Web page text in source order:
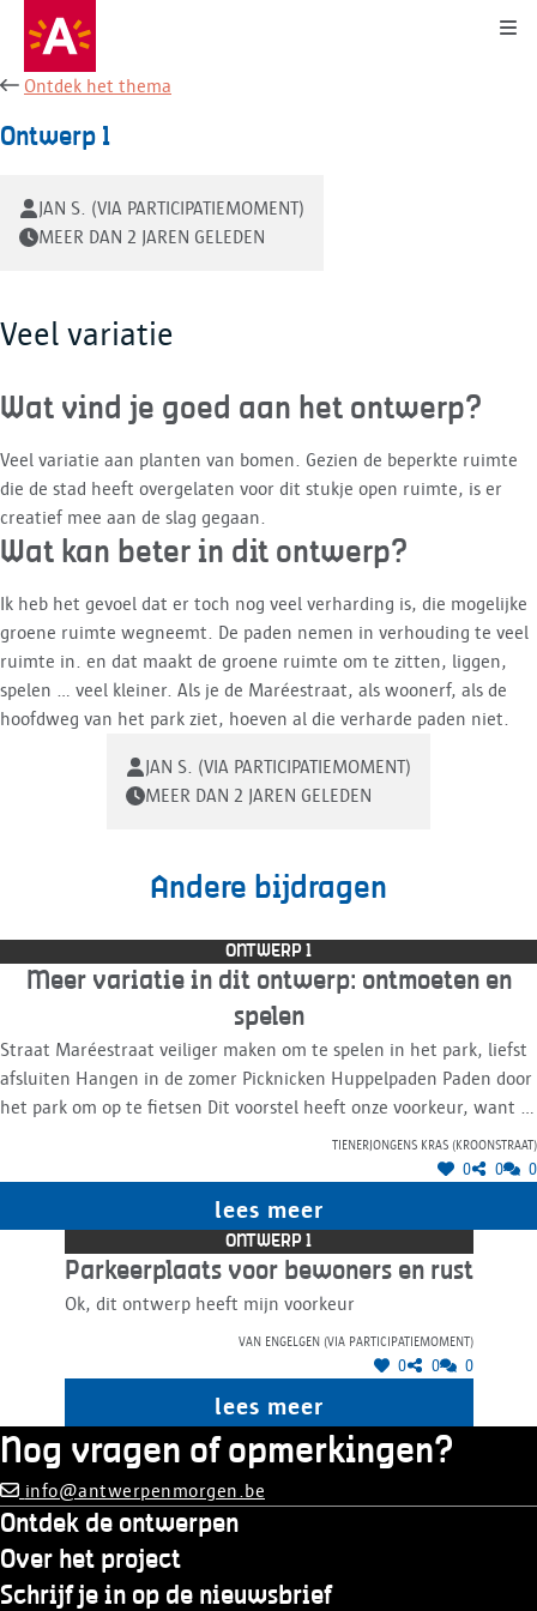
Ontdek het thema
Ontwerp 1
JAN S. (VIA PARTICIPATIEMOMENT)
MEER DAN 2 JAREN GELEDEN
Veel variatie
Wat vind je goed aan het ontwerp?
Veel variatie aan planten van bomen. Gezien de beperkte ruimte
die de stad heeft overgelaten voor dit stukje open ruimte, is er
creatief mee aan de slag gegaan.
Wat kan beter in dit ontwerp?
Ik heb het gevoel dat er toch nog veel verharding is, die mogelijke
groene ruimte wegneemt. De paden nemen in verhouding te veel
ruimte in. en dat maakt de groene ruimte om te zitten, liggen,
spelen ... veel kleiner. Als je de Maréestraat, als woonerf, als de
hoofdweg van het park ziet, hoeven al die verharde paden niet.
JAN S. (VIA PARTICIPATIEMOMENT)
MEER DAN 2 JAREN GELEDEN
Andere bijdragen
ONTWERP 1
Meer variatie in dit ontwerp: ontmoeten en
spelen
Straat Maréestraat veiliger maken om te spelen in het park, liefst
afsluiten Hangen in de zomer Picknicken Huppelpaden Paden door
het park om op te fietsen Dit voorstel heeft onze voorkeur, want er
zit meer variatie in: ontmoeten én spelen.Tienerjongens Kras (Kroonstraat)
0 0 0
lees meer
ONTWERP 1
Parkeerplaats voor bewoners en rust
Ok, dit ontwerp heeft mijn voorkeur
Van Engelgen (via participatiemoment)
0 0 0
lees meer
Nog vragen of opmerkingen?
info@antwerpenmorgen.be
Ontdek de ontwerpen
Over het project
Schrijf je in op de nieuwsbrief